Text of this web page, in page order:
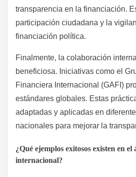
transparencia en la financiación.
participación ciudadana y la
financiación política.
Finalmente, la colaboración
beneficiosa. Iniciativas como el
Financiera Internacional (GAFI)
estándares globales. Estas
adaptadas y aplicadas en
nacionales para mejorar la
¿Qué ejemplos exitosos existen en el
internacional?